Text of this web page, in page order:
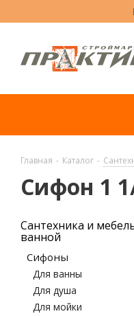
Главная - Каталог -
Сифон 1
Сантехника и
ванной
Сифоны
Для ванны
Для душа
Для мойки